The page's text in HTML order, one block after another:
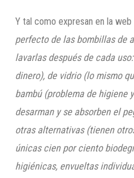
Y tal como expresan en la web
perfecto de las bombillas de
lavarlas después de cada
dinero), de vidrio (lo mismo
bambú (problema de higiene
desarman y se absorben el
otras alternativas (tienen
únicas cien por ciento
higiénicas, envueltas